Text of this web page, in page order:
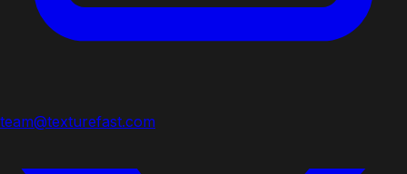
team@texturefast.com